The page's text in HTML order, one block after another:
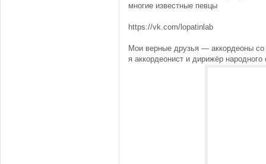
многие известные певцы
https://vk.com/lopatinlab
Мои верные друзья — аккордеоны
я аккордеонист и дирижёр народного